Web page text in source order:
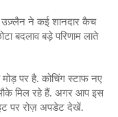
उज़्लैन ने कई शानदार कैच
बदलाव बड़े परिणाम लाते
मोड़ पर है. कोचिंग स्टाफ नए
मौके मिल रहे हैं. अगर आप इस
पर रोज़ अपडेट देखें.